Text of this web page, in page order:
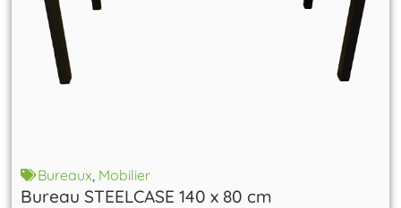
Bureaux Mobilier
Bureau STEELCASE 140 x 80 cm